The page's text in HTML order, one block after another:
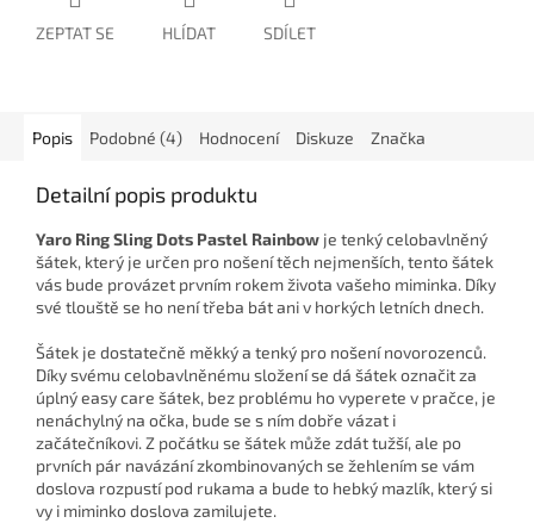
ZEPTAT SE HLÍDAT SDÍLET
Popis Podobné (4) Hodnocení Diskuze Značka
Detailní popis produktu
Yaro Ring Sling Dots Pastel Rainbow je tenký celobavlněný
šátek, který je určen pro nošení těch nejmenších, tento šátek
vás bude provázet prvním rokem života vašeho miminka. Díky
své tlouště se ho není třeba bát ani v horkých letních dnech.
Šátek je dostatečně měkký a tenký pro nošení novorozenců.
Díky svému celobavlněnému složení se dá šátek označit za
úplný easy care šátek, bez problému ho vyperete v pračce, je
nenáchylný na očka, bude se s ním dobře vázat i
začátečníkovi. Z počátku se šátek může zdát tužší, ale po
prvních pár navázání zkombinovaných se žehlením se vám
doslova rozpustí pod rukama a bude to hebký mazlík, který si
vy i miminko doslova zamilujete.